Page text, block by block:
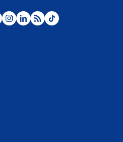
temblor en Colombia hoy: